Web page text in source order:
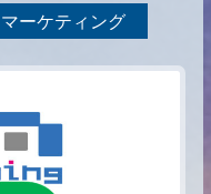
マーケティング